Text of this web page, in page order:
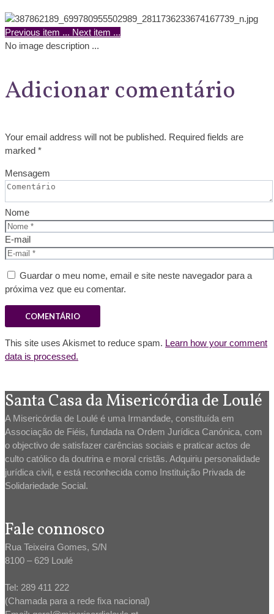
Previous item ... Next item ...
No image description ...
Adicionar comentário
Your email address will not be published. Required fields are
marked *
Mensagem
Nome
E-mail
Guardar o meu nome, email e site neste navegador para a
próxima vez que eu comentar.
This site uses Akismet to reduce spam. Learn how your comment
data is processed.
Santa Casa da Misericórdia de Loulé
A Misericórdia de Loulé é uma Irmandade, constituída em
Associação de Fiéis, fundada na Ordem Jurídica Canónica, com
o objectivo de satisfazer carências sociais e praticar actos de
culto católico da doutrina e moral cristãs. Adquiriu personalidade
jurídica civil, e está reconhecida como Instituição Privada de
Solidariedade Social.
Fale connosco
Rua Teixeira Gomes, S/N
8100 – 629 Loulé
Tel: 289 411 222
(Chamada para a rede fixa nacional)